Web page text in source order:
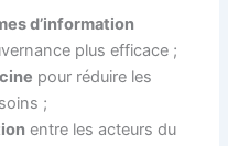
d’information
plus efficace ;
pour réduire les
;
entre les acteurs du